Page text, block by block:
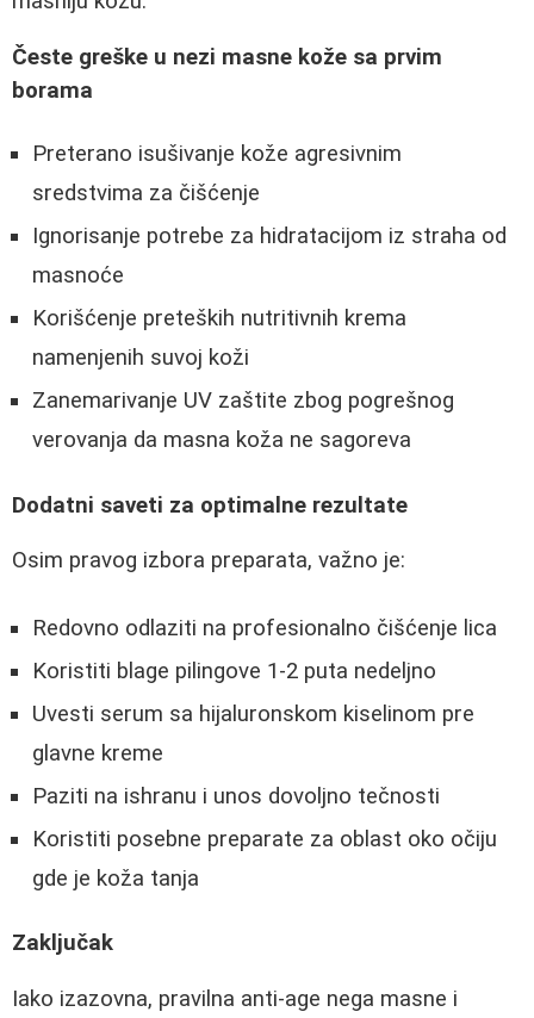
Česte greške u nezi masne kože sa prvim
borama
Preterano isušivanje kože agresivnim
sredstvima za čišćenje
Ignorisanje potrebe za hidratacijom iz straha od
masnoće
Korišćenje preteških nutritivnih krema
namenjenih suvoj koži
Zanemarivanje UV zaštite zbog pogrešnog
verovanja da masna koža ne sagoreva
Dodatni saveti za optimalne rezultate
Osim pravog izbora preparata, važno je:
Redovno odlaziti na profesionalno čišćenje lica
Koristiti blage pilingove 1-2 puta nedeljno
Uvesti serum sa hijaluronskom kiselinom pre
glavne kreme
Paziti na ishranu i unos dovoljno tečnosti
Koristiti posebne preparate za oblast oko očiju
gde je koža tanja
Zaključak
Iako izazovna, pravilna anti-age nega masne i